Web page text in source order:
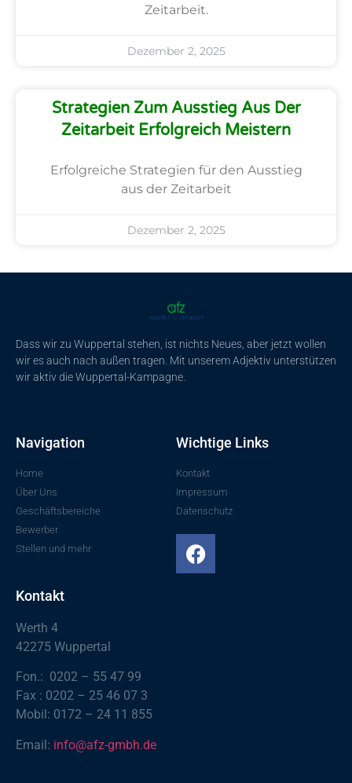
Zeitarbeit.
Dezember 2, 2025
Strategien Zum Ausstieg Aus Der
Zeitarbeit Erfolgreich Meistern
Erfolgreiche Strategien für den Ausstieg
aus der Zeitarbeit
Dezember 2, 2025
Dass wir zu Wuppertal stehen, ist nichts Neues, aber jetzt wollen
wir es auch nach außen tragen. Mit unserem Adjektiv unterstützen
wir aktiv die Wuppertal-Kampagne.
Navigation
Home
Über Uns
Geschäftsbereiche
Bewerber
Stellen und mehr
Wichtige Links
Kontakt
Impressum
Datenschutz
Kontakt
Werth 4
42275 Wuppertal
Fon.: 0202 – 55 47 99
Fax : 0202 – 25 46 07 3
Mobil: 0172 – 24 11 855
Email: info@afz-gmbh.de